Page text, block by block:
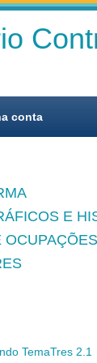
conta
E
OCUPAÇÕES
TemaTres 2.1